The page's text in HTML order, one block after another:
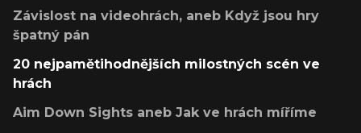
Závislost na videohrách, aneb Když jsou hry
špatný pán
20 nejpamětihodnějších milostných scén ve
hrách
Aim Down Sights aneb Jak ve hrách míříme